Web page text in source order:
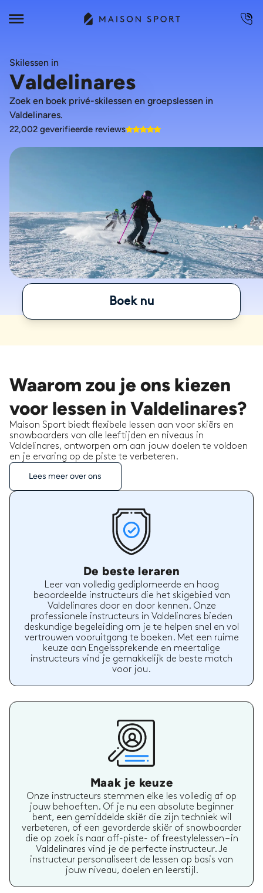
Skilessen in
Valdelinares
Zoek en boek privé-skilessen en groepslessen in
Valdelinares.
22,002 geverifieerde reviews
Boek nu
Waarom zou je ons kiezen
voor lessen in Valdelinares?
Maison Sport biedt flexibele lessen aan voor skiërs en
snowboarders van alle leeftijden en niveaus in
Valdelinares, ontworpen om aan jouw doelen te voldoen
en je ervaring op de piste te verbeteren.
Lees meer over ons
De beste leraren
Leer van volledig gediplomeerde en hoog
beoordeelde instructeurs die het skigebied van
Valdelinares door en door kennen. Onze
professionele instructeurs in Valdelinares bieden
deskundige begeleiding om je te helpen snel en vol
vertrouwen vooruitgang te boeken. Met een ruime
keuze aan Engelssprekende en meertalige
instructeurs vind je gemakkelijk de beste match
voor jou.
Maak je keuze
Onze instructeurs stemmen elke les volledig af op
jouw behoeften. Of je nu een absolute beginner
bent, een gemiddelde skiër die zijn techniek wil
verbeteren, of een gevorderde skiër of snowboarder
die op zoek is naar off-piste- of freestylelessen – in
Valdelinares vind je de perfecte instructeur. Je
instructeur personaliseert de lessen op basis van
jouw niveau, doelen en leerstijl.